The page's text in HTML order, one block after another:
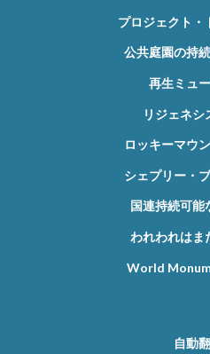
プロジェクト・
公共庭園の持
再生ミュ
リジェネシ
ロッキーマウ
シェプリー・
国連持続可能
われわれはま
World
自動